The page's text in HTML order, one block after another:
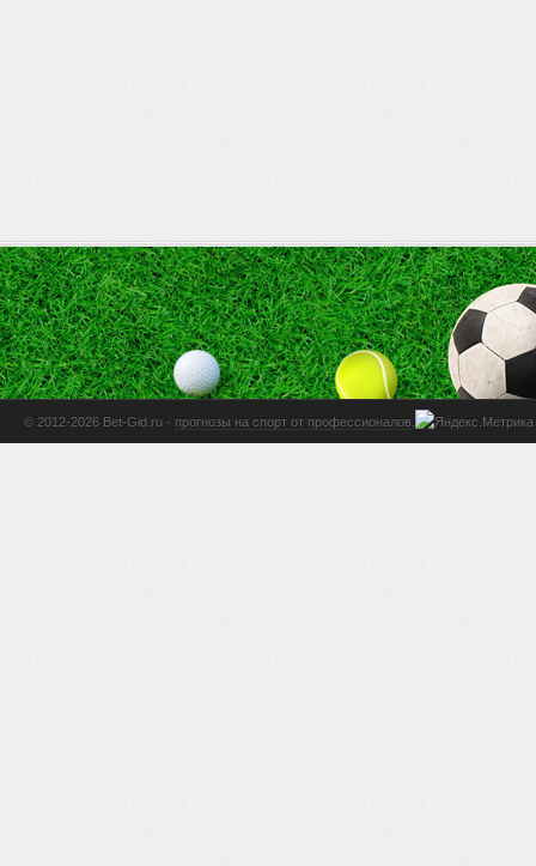
© 2012-2026 Bet-Gid.ru - прогнозы на спорт от профессионалов